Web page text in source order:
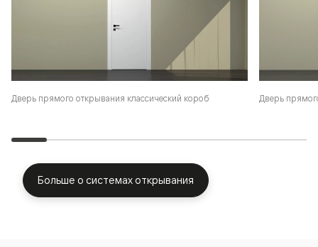
Дверь прямого открывания классический короб Дверь
Больше о системах открывания